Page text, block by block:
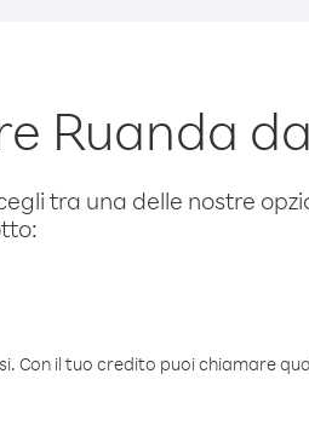
Ruanda
tra una delle nostre
Con il tuo credito puoi chiamare